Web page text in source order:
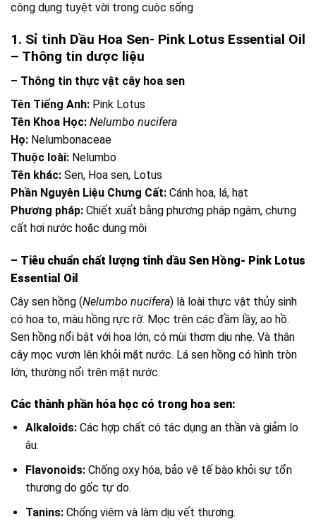
công dụng tuyệt vời trong cuộc sống
1. Sỉ tinh Dầu Hoa Sen- Pink Lotus Essential Oil
– Thông tin dược liệu
– Thông tin thực vật cây hoa sen
Tên Tiếng Anh: Pink Lotus
Tên Khoa Học: Nelumbo nucifera
Họ: Nelumbonaceae
Thuộc loài: Nelumbo
Tên khác: Sen, Hoa sen, Lotus
Phần Nguyên Liệu Chưng Cất: Cánh hoa, lá, hạt
Phương pháp: Chiết xuất bằng phương pháp ngâm, chưng
cất hơi nước hoặc dung môi
– Tiêu chuẩn chất lượng tinh dầu Sen Hồng- Pink Lotus
Essential Oil
Cây sen hồng (Nelumbo nucifera) là loài thực vật thủy sinh
có hoa to, màu hồng rực rỡ. Mọc trên các đầm lầy, ao hồ.
Sen hồng nổi bật với hoa lớn, có mùi thơm dịu nhẹ. Và thân
cây mọc vươn lên khỏi mặt nước. Lá sen hồng có hình tròn
lớn, thường nổi trên mặt nước.
Các thành phần hóa học có trong hoa sen:
Alkaloids:Các hợp chất có tác dụng an thần và giảm lo
âu.
Flavonoids:Chống oxy hóa, bảo vệ tế bào khỏi sự tổn
thương do gốc tự do.
Tanins:Chống viêm và làm dịu vết thương.